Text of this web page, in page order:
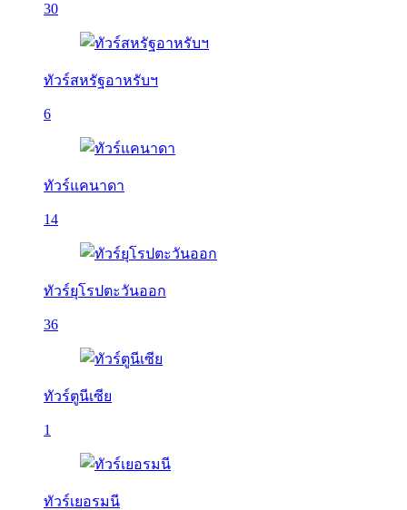
30
ทัวร์สหรัฐอาหรับฯ
6
ทัวร์แคนาดา
14
ทัวร์ยุโรปตะวันออก
36
ทัวร์ตูนีเซีย
1
ทัวร์เยอรมนี